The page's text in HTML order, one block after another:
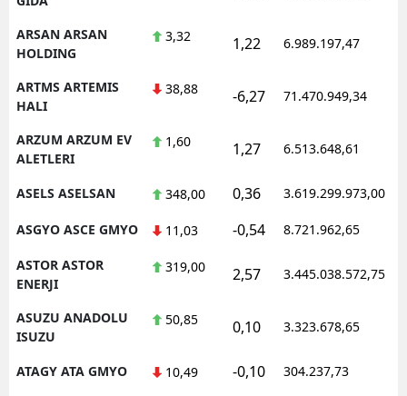
ARSAN ARSAN
HOLDING
3,32 1,22 6.989.197,47
ARTMS ARTEMIS
HALI
38,88 -6,27 71.470.949,34
ARZUM ARZUM EV
ALETLERI
1,60 1,27 6.513.648,61
ASELS ASELSAN 348,00 0,36 3.619.299.973,00
ASGYO ASCE GMYO 11,03 -0,54 8.721.962,65
ASTOR ASTOR
ENERJI
319,00 2,57 3.445.038.572,75
ASUZU ANADOLU
ISUZU
50,85 0,10 3.323.678,65
ATAGY ATA GMYO 10,49 -0,10 304.237,73